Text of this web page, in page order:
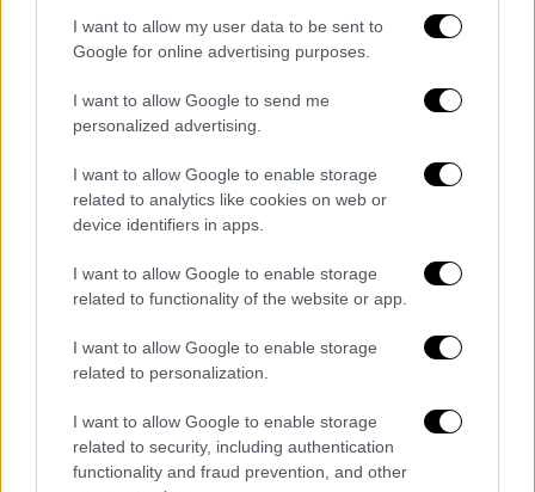
I want to allow my user data to be sent to
Google for online advertising purposes.
I want to allow Google to send me
personalized advertising.
I want to allow Google to enable storage
related to analytics like cookies on web or
device identifiers in apps.
I want to allow Google to enable storage
related to functionality of the website or app.
I want to allow Google to enable storage
related to personalization.
I want to allow Google to enable storage
related to security, including authentication
functionality and fraud prevention, and other
Κβαρατσκέλια, ο Βιτίνια, ο Ντουέ, ο Μέντες,
ο Ράμος και ο Μαϊουλού πέτυχαν τα επτά
γκολ των Παριζιάνων που προκρίθηκαν
πανηγυρικά στον επόμενο γύρο.
Προηγουμένως, η Ντόρτμουντ έμεινε στο 0-
0 με τη Σπόρτινγκ Λισαβόνας αλλά
ουσιαστικά είχε εξασφαλίσει την πρόκριση
απ' το πρώτο ματς χάρη στην εκτός έδρας
νίκη με 3-0.
Στο Αϊντχόφεν η αναμέτρηση της ομώνυμης
ομάδας με τη Γιουβέντους οδηγήθηκε στην
παράταση καθώς οι Ολλανδοί επικράτησαν
με 2-1, όσο είχε κερδίσει ο ιταλικός
σύλλογος στο ίδιο ματς. Στον έξτρα χρόνο, η